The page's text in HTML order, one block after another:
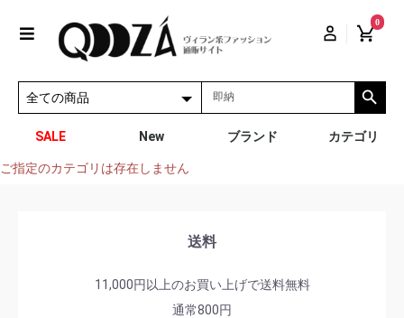
0
SALE New ブランド カテゴリ
ご指定のカテゴリは存在しません
送料
11,000円以上のお買い上げで送料無料
通常800円